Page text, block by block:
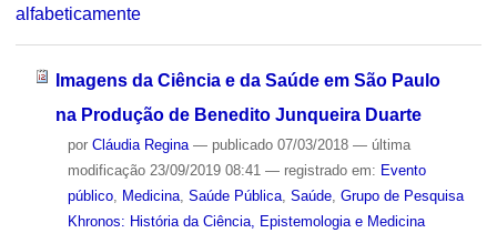
alfabeticamente
Imagens da Ciência e da Saúde em São Paulo
na Produção de Benedito Junqueira Duarte
por Cláudia Regina — publicado07/03/2018 — última
modificação23/09/2019 08:41 — registrado em: Evento
público, Medicina, Saúde Pública, Saúde, Grupo de Pesquisa
Khronos: História da Ciência, Epistemologia e Medicina